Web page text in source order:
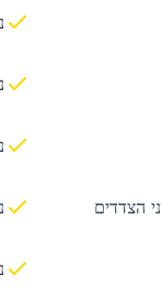
הצדדים